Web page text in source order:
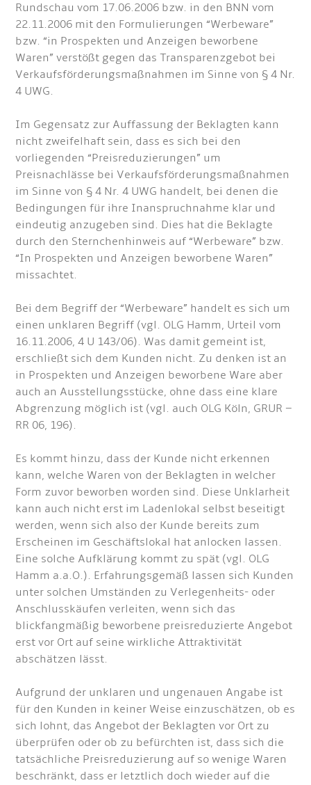
Rundschau vom 17.06.2006 bzw. in den BNN vom
22.11.2006 mit den Formulierungen “Werbeware”
bzw. “in Prospekten und Anzeigen beworbene
Waren” verstößt gegen das Transparenzgebot bei
Verkaufsförderungsmaßnahmen im Sinne von § 4 Nr.
4 UWG.
Im Gegensatz zur Auffassung der Beklagten kann
nicht zweifelhaft sein, dass es sich bei den
vorliegenden “Preisreduzierungen” um
Preisnachlässe bei Verkaufsförderungsmaßnahmen
im Sinne von § 4 Nr. 4 UWG handelt, bei denen die
Bedingungen für ihre Inanspruchnahme klar und
eindeutig anzugeben sind. Dies hat die Beklagte
durch den Sternchenhinweis auf “Werbeware” bzw.
“In Prospekten und Anzeigen beworbene Waren”
missachtet.
Bei dem Begriff der “Werbeware” handelt es sich um
einen unklaren Begriff (vgl. OLG Hamm, Urteil vom
16.11.2006, 4 U 143/06). Was damit gemeint ist,
erschließt sich dem Kunden nicht. Zu denken ist an
in Prospekten und Anzeigen beworbene Ware aber
auch an Ausstellungsstücke, ohne dass eine klare
Abgrenzung möglich ist (vgl. auch OLG Köln, GRUR –
RR 06, 196).
Es kommt hinzu, dass der Kunde nicht erkennen
kann, welche Waren von der Beklagten in welcher
Form zuvor beworben worden sind. Diese Unklarheit
kann auch nicht erst im Ladenlokal selbst beseitigt
werden, wenn sich also der Kunde bereits zum
Erscheinen im Geschäftslokal hat anlocken lassen.
Eine solche Aufklärung kommt zu spät (vgl. OLG
Hamm a.a.O.). Erfahrungsgemäß lassen sich Kunden
unter solchen Umständen zu Verlegenheits- oder
Anschlusskäufen verleiten, wenn sich das
blickfangmäßig beworbene preisreduzierte Angebot
erst vor Ort auf seine wirkliche Attraktivität
abschätzen lässt.
Aufgrund der unklaren und ungenauen Angabe ist
für den Kunden in keiner Weise einzuschätzen, ob es
sich lohnt, das Angebot der Beklagten vor Ort zu
überprüfen oder ob zu befürchten ist, dass sich die
tatsächliche Preisreduzierung auf so wenige Waren
beschränkt, dass er letztlich doch wieder auf die